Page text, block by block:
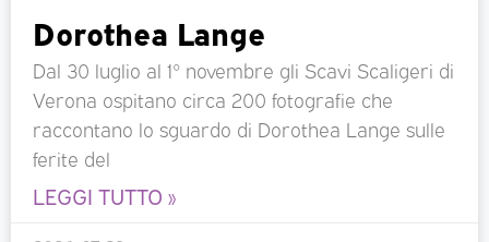
Dorothea Lange
Dal 30 luglio al 1° novembre gli Scavi Scaligeri di
Verona ospitano circa 200 fotografie che
raccontano lo sguardo di Dorothea Lange sulle
ferite del
LEGGI TUTTO »